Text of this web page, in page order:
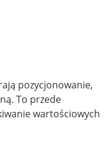
pozycjonowanie,
To przede
wartościowych